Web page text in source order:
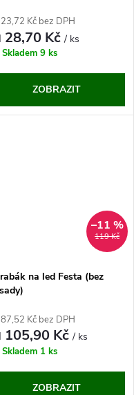
Kč bez DPH
28,70 Kč/ ks
Skladem 9 ks
ZOBRAZIT
119 Kč
–11 %
na led Festa (bez
Kč bez DPH
105,90 Kč/ ks
Skladem 1 ks
ZOBRAZIT